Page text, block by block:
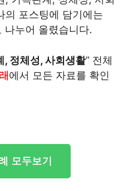
의 포스팅에 담기에는
나누어 올렸습니다.
, 정체성, 사회생활” 전체
에서 모든 자료를 확인
모두보기